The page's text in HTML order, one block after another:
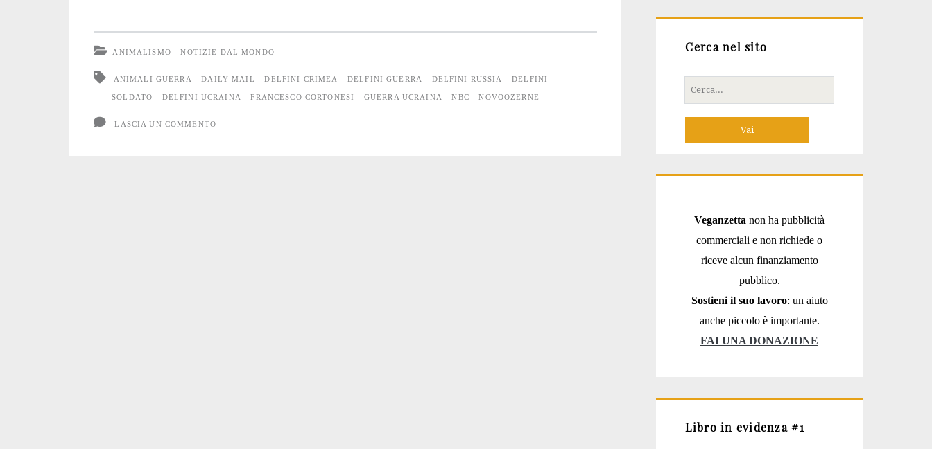
la
guerra
ANIMALISMO NOTIZIE DAL MONDO
ANIMALI GUERRA DAILY MAIL DELFINI CRIMEA DELFINI GUERRA DELFINI RUSSIA DELFINI
SOLDATO DELFINI UCRAINA FRANCESCO CORTONESI GUERRA UCRAINA NBC NOVOOZERNE
LASCIA UN COMMENTO
Cerca nel sito
Cerca
per:
Veganzetta non ha pubblicità
commerciali e non richiede o
riceve alcun finanziamento
pubblico.
Sostieni il suo lavoro: un aiuto
anche piccolo è importante.
FAI UNA DONAZIONE
Libro in evidenza #1